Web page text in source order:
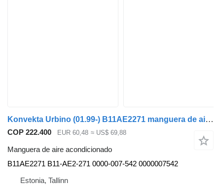
Konvekta Urbino (01.99-) B11AE2271 manguera de aire acondicionado para Solaris Urbino, Alpino, Vacanza (1999-) autobús
COP 222.400 EUR 60,48 ≈ US$ 69,88
Manguera de aire acondicionado
B11AE2271 B11-AE2-271 0000-007-542 0000007542
Estonia, Tallinn